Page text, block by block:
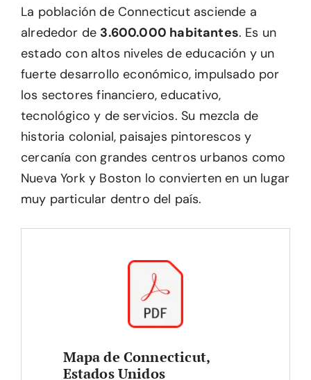
La población de Connecticut asciende a
alrededor de 3.600.000 habitantes. Es un
estado con altos niveles de educación y un
fuerte desarrollo económico, impulsado por
los sectores financiero, educativo,
tecnológico y de servicios. Su mezcla de
historia colonial, paisajes pintorescos y
cercanía con grandes centros urbanos como
Nueva York y Boston lo convierten en un lugar
muy particular dentro del país.
Mapa de Connecticut,
Estados Unidos